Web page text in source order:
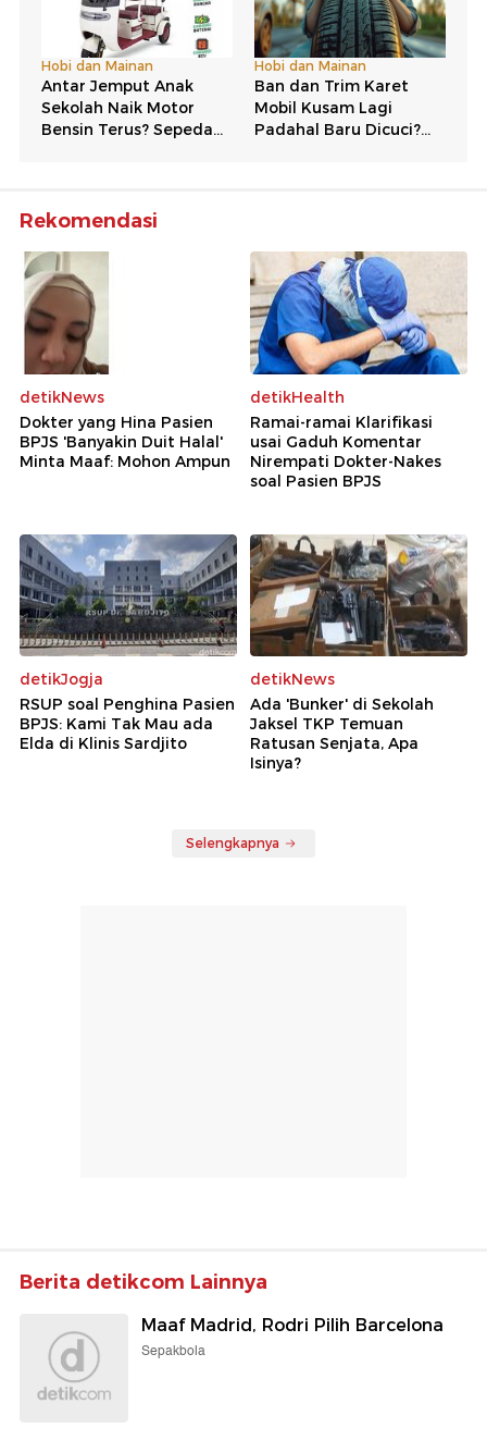
Rekomendasi
detikNews
Dokter yang Hina Pasien
BPJS 'Banyakin Duit Halal'
Minta Maaf: Mohon Ampun
detikHealth
Ramai-ramai Klarifikasi
usai Gaduh Komentar
Nirempati Dokter-Nakes
soal Pasien BPJS
detikJogja
RSUP soal Penghina Pasien
BPJS: Kami Tak Mau ada
Elda di Klinis Sardjito
detikNews
Ada 'Bunker' di Sekolah
Jaksel TKP Temuan
Ratusan Senjata, Apa
Isinya?
Selengkapnya
Berita detikcom Lainnya
Maaf Madrid, Rodri Pilih Barcelona
Sepakbola